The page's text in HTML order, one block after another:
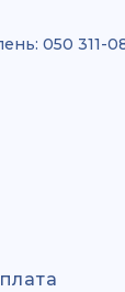
050 311-